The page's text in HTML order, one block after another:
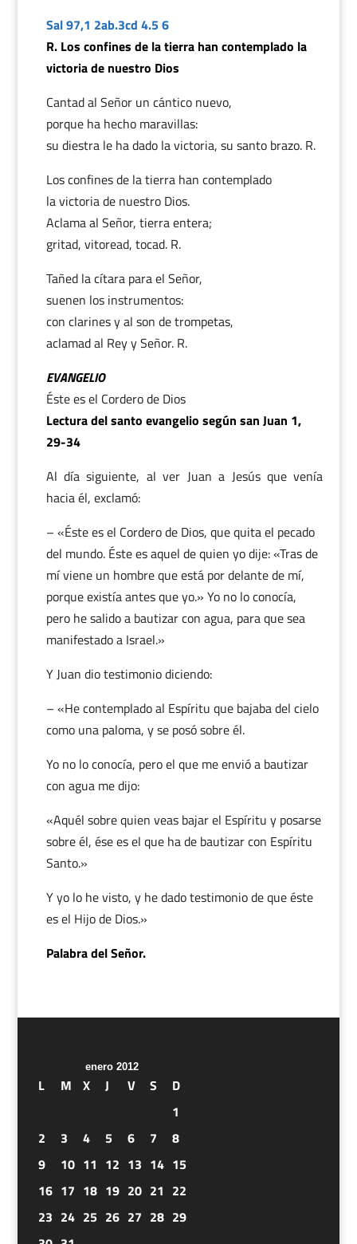
Sal 97,1 2ab.3cd 4.5 6
R. Los confines de la tierra han contemplado la
victoria de nuestro Dios
Cantad al Señor un cántico nuevo,
porque ha hecho maravillas:
su diestra le ha dado la victoria, su santo brazo. R.
Los confines de la tierra han contemplado
la victoria de nuestro Dios.
Aclama al Señor, tierra entera;
gritad, vitoread, tocad. R.
Tañed la cítara para el Señor,
suenen los instrumentos:
con clarines y al son de trompetas,
aclamad al Rey y Señor. R.
EVANGELIO
Éste es el Cordero de Dios
Lectura del santo evangelio según san Juan 1,
29-34
Al día siguiente, al ver Juan a Jesús que venía
hacia él, exclamó:
– «Éste es el Cordero de Dios, que quita el pecado
del mundo. Éste es aquel de quien yo dije: «Tras de
mí viene un hombre que está por delante de mí,
porque existía antes que yo.» Yo no lo conocía,
pero he salido a bautizar con agua, para que sea
manifestado a Israel.»
Y Juan dio testimonio diciendo:
– «He contemplado al Espíritu que bajaba del cielo
como una paloma, y se posó sobre él.
Yo no lo conocía, pero el que me envió a bautizar
con agua me dijo:
«Aquél sobre quien veas bajar el Espíritu y posarse
sobre él, ése es el que ha de bautizar con Espíritu
Santo.»
Y yo lo he visto, y he dado testimonio de que éste
es el Hijo de Dios.»
Palabra del Señor.
enero 2012
L M X J V S
D
1
2
3 4 5 6 7
8
9
10 11 12 13 14 15
16 17 18 19 20 21 22
23 24 25 26 27 28 29